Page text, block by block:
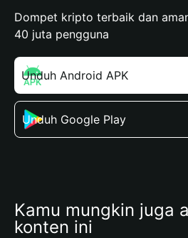
Dompet kripto terbaik dan
40 juta pengguna
Unduh Android APK
Unduh Google Play
Kamu mungkin juga
konten ini